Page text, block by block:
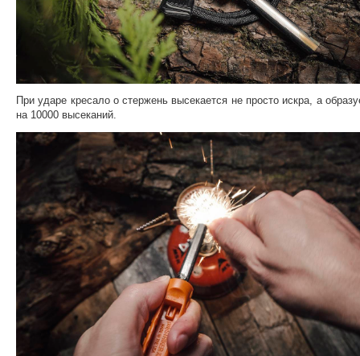
При ударе кресало о стержень высекается не просто искра, а
на 10000 высеканий.